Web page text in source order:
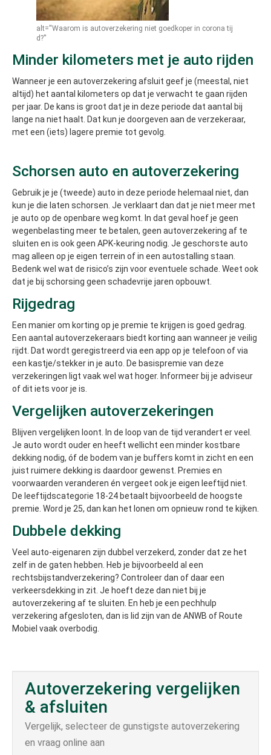
alt=''Waarom is autoverzekering niet goedkoper in corona tij
d?''
Minder kilometers met je auto rijden
Wanneer je een autoverzekering afsluit geef je (meestal, niet
altijd) het aantal kilometers op dat je verwacht te gaan rijden
per jaar. De kans is groot dat je in deze periode dat aantal bij
lange na niet haalt. Dat kun je doorgeven aan de verzekeraar,
met een (iets) lagere premie tot gevolg.
Schorsen auto en autoverzekering
Gebruik je je (tweede) auto in deze periode helemaal niet, dan
kun je die laten schorsen. Je verklaart dan dat je niet meer met
je auto op de openbare weg komt. In dat geval hoef je geen
wegenbelasting meer te betalen, geen autoverzekering af te
sluiten en is ook geen APK-keuring nodig. Je geschorste auto
mag alleen op je eigen terrein of in een autostalling staan.
Bedenk wel wat de risico’s zijn voor eventuele schade. Weet ook
dat je bij schorsing geen schadevrije jaren opbouwt.
Rijgedrag
Een manier om korting op je premie te krijgen is goed gedrag.
Een aantal autoverzekeraars biedt korting aan wanneer je veilig
rijdt. Dat wordt geregistreerd via een app op je telefoon of via
een kastje/stekker in je auto. De basispremie van deze
verzekeringen ligt vaak wel wat hoger. Informeer bij je adviseur
of dit iets voor je is.
Vergelijken autoverzekeringen
Blijven vergelijken loont. In de loop van de tijd verandert er veel.
Je auto wordt ouder en heeft wellicht een minder kostbare
dekking nodig, óf de bodem van je buffers komt in zicht en een
juist ruimere dekking is daardoor gewenst. Premies en
voorwaarden veranderen én vergeet ook je eigen leeftijd niet.
De leeftijdscategorie 18-24 betaalt bijvoorbeeld de hoogste
premie. Word je 25, dan kan het lonen om opnieuw rond te kijken.
Dubbele dekking
Veel auto-eigenaren zijn dubbel verzekerd, zonder dat ze het
zelf in de gaten hebben. Heb je bijvoorbeeld al een
rechtsbijstandverzekering? Controleer dan of daar een
verkeersdekking in zit. Je hoeft deze dan niet bij je
autoverzekering af te sluiten. En heb je een pechhulp
verzekering afgesloten, dan is lid zijn van de ANWB of Route
Mobiel vaak overbodig.
Autoverzekering vergelijken
& afsluiten
Vergelijk, selecteer de gunstigste autoverzekering
en vraag online aan